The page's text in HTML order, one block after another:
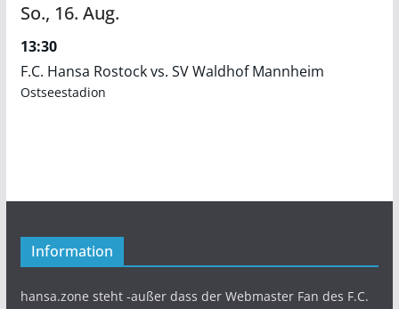
So., 16. Aug.
13:30
F.C. Hansa Rostock vs. SV Waldhof Mannheim
Ostseestadion
Information
hansa.zone steht -außer dass der Webmaster Fan des F.C.